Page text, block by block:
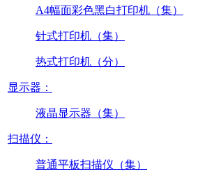
A4幅面彩色黑白打印机（集）
针式打印机（集）
热式打印机（分）
显示器：
液晶显示器（集）
扫描仪：
普通平板扫描仪（集）